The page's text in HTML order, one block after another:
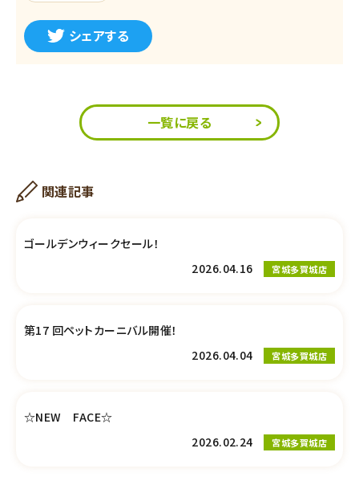
シェアする
一覧に戻る
関連記事
ゴールデンウィークセール！
2026.04.16
宮城多賀城店
第17 回ペットカーニバル開催！
2026.04.04
宮城多賀城店
☆NEW FACE☆
2026.02.24
宮城多賀城店